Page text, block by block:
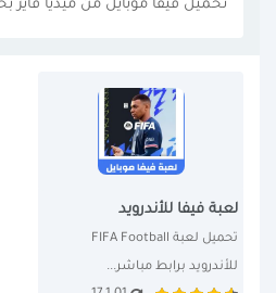
تحميل فيفا موبايل من ميديا فاير
لعبة فيفا للأندرويد
للأندرويد برابط مباشر...